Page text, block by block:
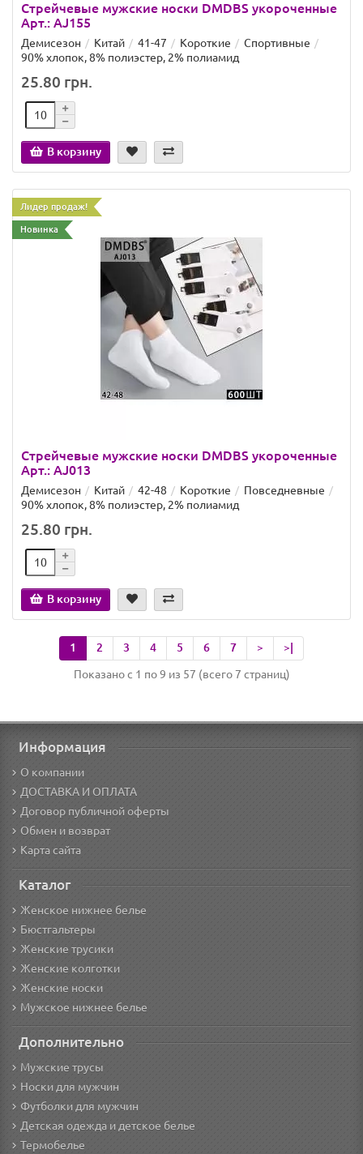
Стрейчевые мужские носки DMDBS укороченные
Арт.: AJ155
Демисезон Китай 41-47 Короткие
Спортивные
90% хлопок, 8% полиэстер, 2% полиамид
25.80 грн.
В корзину
Лидер продаж!
Новинка
Стрейчевые мужские носки DMDBS укороченные
Арт.: AJ013
Демисезон Китай 42-48 Короткие
Повседневные
90% хлопок, 8% полиэстер, 2% полиамид
25.80 грн.
В корзину
1 2 3 4 5 6 7 > >|
Показано с 1 по 9 из 57 (всего 7 страниц)
Информация
О компании
ДОСТАВКА И ОПЛАТА
Договор публичной оферты
Обмен и возврат
Карта сайта
Каталог
Женское нижнее белье
Бюстгальтеры
Женские трусики
Женские колготки
Женские носки
Мужское нижнее белье
Дополнительно
Мужские трусы
Носки для мужчин
Футболки для мужчин
Детская одежда и детское белье
Термобелье